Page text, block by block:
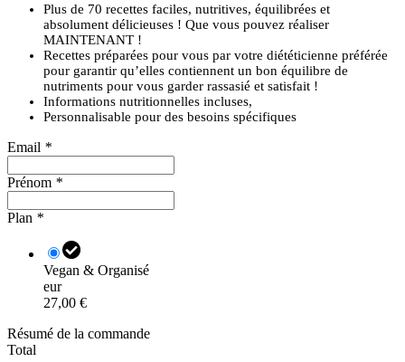
Plus de 70 recettes faciles, nutritives, équilibrées et
absolument délicieuses ! Que vous pouvez réaliser
MAINTENANT !
Recettes préparées pour vous par votre diététicienne préférée
pour garantir qu’elles contiennent un bon équilibre de
nutriments pour vous garder rassasié et satisfait !
Informations nutritionnelles incluses,
Personnalisable pour des besoins spécifiques
Email *
Prénom *
Plan *
Vegan & Organisé
eur
27,00 €
Résumé de la commande
Total